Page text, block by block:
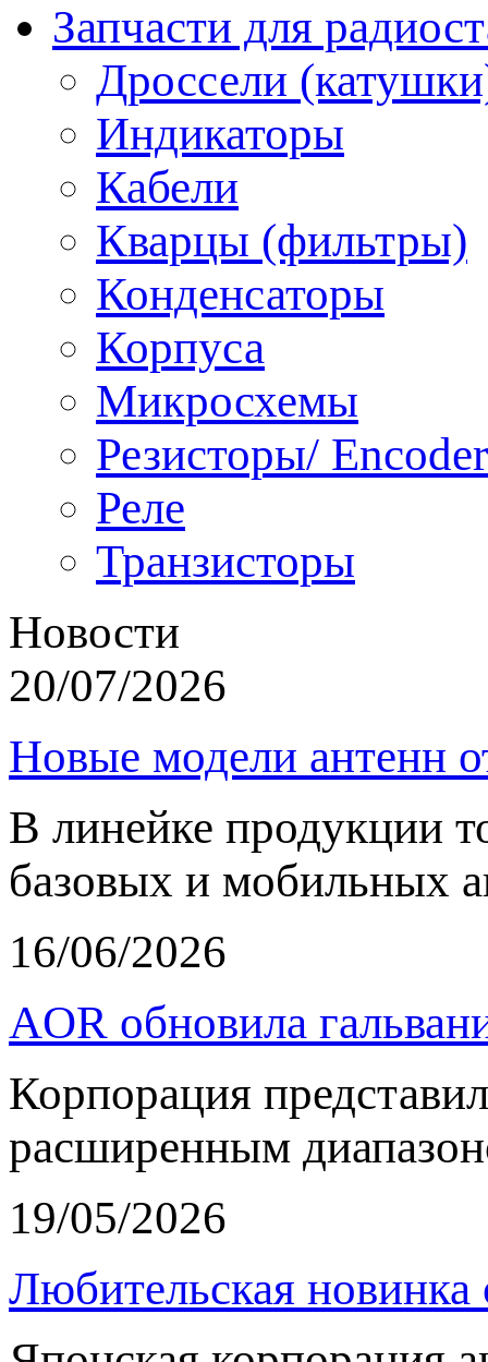
Запчасти для
Дроссели
Индикаторы
Кабели
Кварцы (фильтры)
Конденсаторы
Корпуса
Микросхемы
Резисторы/ Encoder
Реле
Транзисторы
Новости
20/07/2026
Новые модели антенн
В линейке продукции
базовых и мобильных
16/06/2026
AOR обновила
Корпорация
расширенным
19/05/2026
Любительская новинка